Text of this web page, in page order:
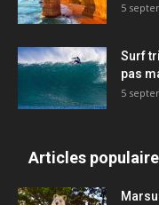
5
Surf
pas
5
Articles